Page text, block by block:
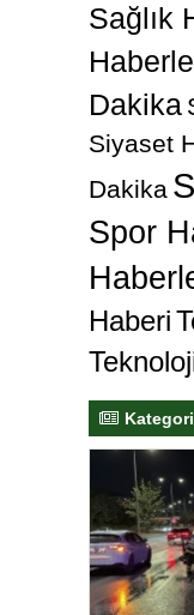
Sağlık
Dakika
Siyaset
Dakika
Spor
Haberi